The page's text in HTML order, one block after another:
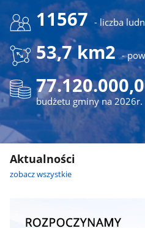
11567 - liczba
53,7 km2 -
budżetu gminy na 2026r.
Aktualności
zobacz wszystkie